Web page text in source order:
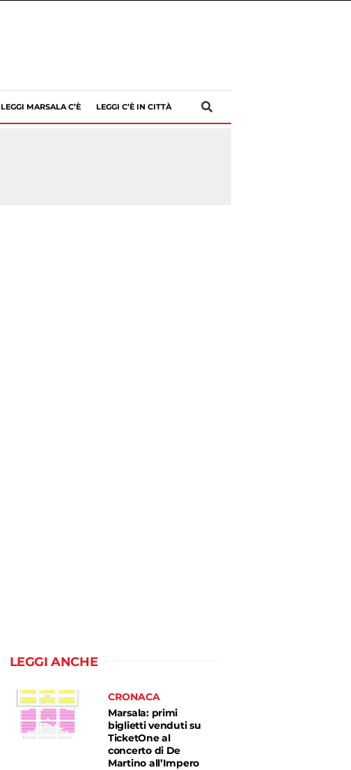
LEGGI MARSALA C’È LEGGI C’È IN CITTÀ
LEGGI ANCHE
CRONACA
Marsala: primi
biglietti venduti su
TicketOne al
concerto di De
Martino all’Impero